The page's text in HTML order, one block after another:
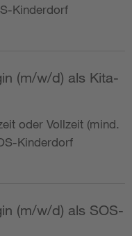
Kinderdorf
(m/w/d) als Kita-
oder Vollzeit (mind.
Kinderdorf
(m/w/d) als SOS-